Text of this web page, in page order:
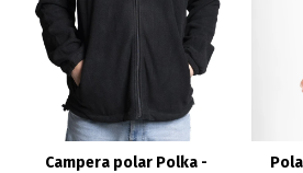
Campera polar Polka -